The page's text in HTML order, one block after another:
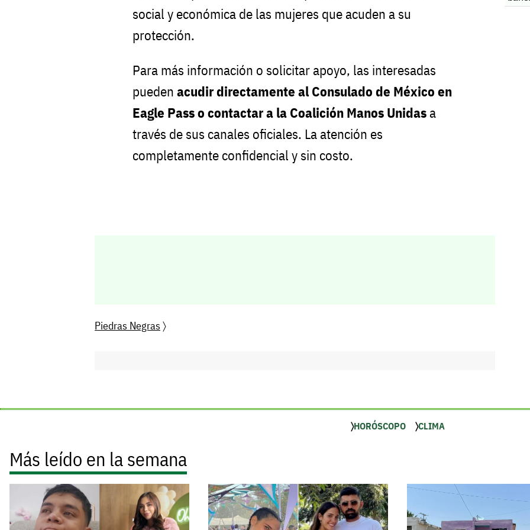
social y económica de las mujeres que acuden a su
protección.
Para más información o solicitar apoyo, las interesadas
pueden acudir directamente al Consulado de México en
Eagle Pass o contactar a la Coalición Manos Unidas a
través de sus canales oficiales. La atención es
completamente confidencial y sin costo.
Piedras Negras 〉
HORÓSCOPO CLIMA
Más leído en la semana